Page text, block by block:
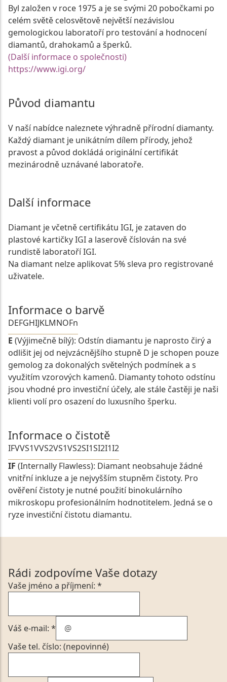
Byl založen v roce 1975 a je se svými 20 pobočkami po
celém světě celosvětově největší nezávislou
gemologickou laboratoří pro testování a hodnocení
diamantů, drahokamů a šperků.
(Další informace o společnosti)
https://www.igi.org/
Původ diamantu
V naší nabídce naleznete výhradně přírodní diamanty.
Každý diamant je unikátním dílem přírody, jehož
pravost a původ dokládá originální certifikát
mezinárodně uznávané laboratoře.
Další informace
Diamant je včetně certifikátu IGI, je zataven do
plastové kartičky IGI a laserově číslován na své
rundistě laboratoří IGI.
Na diamant nelze aplikovat 5% sleva pro registrované
uživatele.
Informace o barvě
DEFGHIJKLMNOFn
E (Výjimečně bílý): Odstín diamantu je naprosto čirý a
odlišit jej od nejvzácnějšího stupně D je schopen pouze
gemolog za dokonalých světelných podmínek a s
využitím vzorových kamenů. Diamanty tohoto odstínu
jsou vhodné pro investiční účely, ale stále častěji je naši
klienti volí pro osazení do luxusního šperku.
Informace o čistotě
IFVVS1VVS2VS1VS2SI1SI2I1I2
IF (Internally Flawless): Diamant neobsahuje žádné
vnitřní inkluze a je nejvyšším stupněm čistoty. Pro
ověření čistoty je nutné použití binokulárního
mikroskopu profesionálním hodnotitelem. Jedná se o
ryze investiční čistotu diamantu.
Rádi zodpovíme Vaše dotazy
Vaše jméno a příjmení: *
Váš e-mail: *
Vaše tel. číslo: (nepovinné)